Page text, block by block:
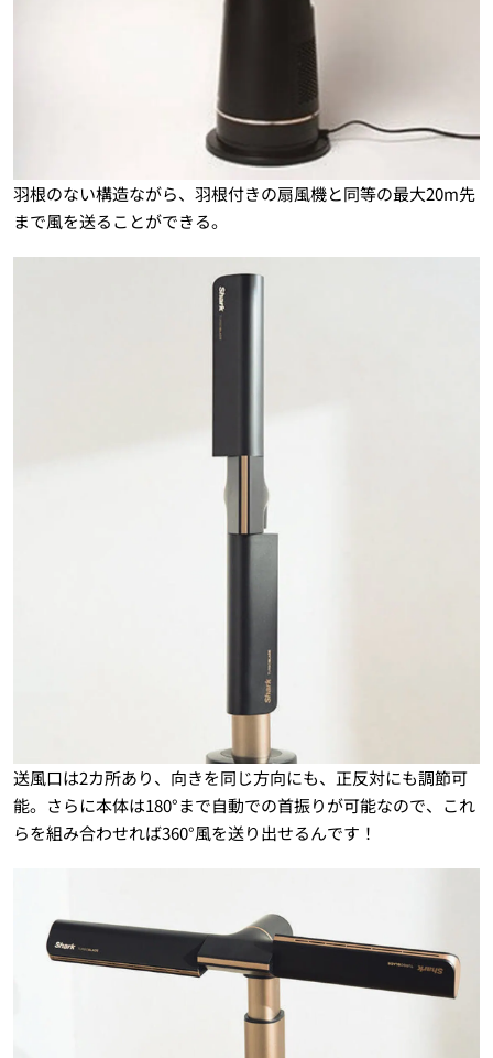
羽根のない構造ながら、羽根付きの扇風機と同等の最大20m先
まで風を送ることができる。
送風口は2カ所あり、向きを同じ方向にも、正反対にも調節可
能。さらに本体は180°まで自動での首振りが可能なので、これ
らを組み合わせれば360°風を送り出せるんです！